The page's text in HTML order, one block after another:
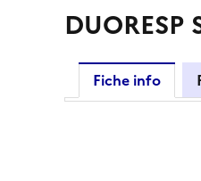
Fiche info